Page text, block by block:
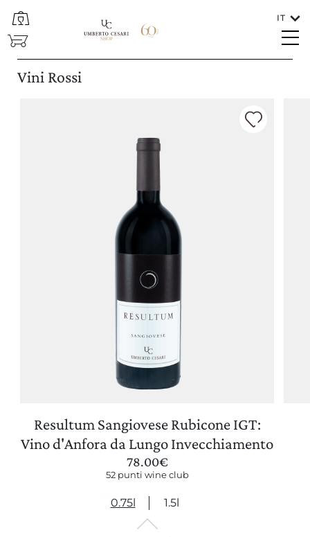
SHOP
IT
Lingue
ITALIANO
In che paese va spedito il vino?
ITALIA/SAN MARINO
AGGIORNA PREFERENZE
CHIUDI
Vini Rossi
Resultum Sangiovese Rubicone IGT:
Vino d'Anfora da Lungo Invecchiamento
78.00€
52 punti wine club
0.75l 1.5l